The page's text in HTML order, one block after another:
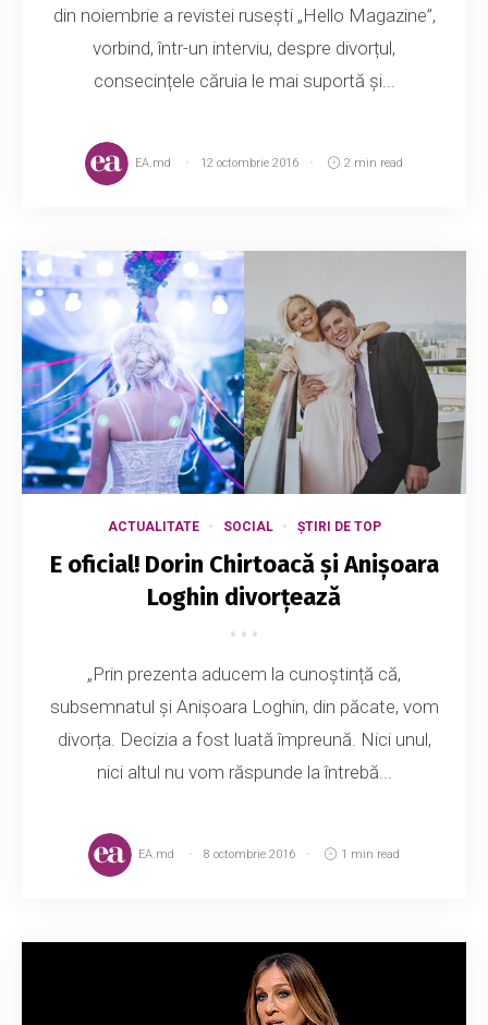
din noiembrie a revistei rusești „Hello Magazine”,
vorbind, într-un interviu, despre divorțul,
consecințele căruia le mai suportă și...
EA.md 12 octombrie 2016 2 min read
ACTUALITATE SOCIAL ȘTIRI DE TOP
E oficial! Dorin Chirtoacă și Anișoara
Loghin divorțează
„Prin prezenta aducem la cunoștință că,
subsemnatul și Anișoara Loghin, din păcate, vom
divorța. Decizia a fost luată împreună. Nici unul,
nici altul nu vom răspunde la întrebă...
EA.md 8 octombrie 2016 1 min read